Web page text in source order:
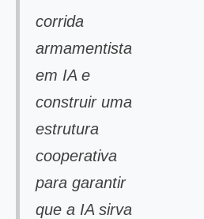
corrida
armamentista
em IA e
construir uma
estrutura
cooperativa
para garantir
que a IA sirva